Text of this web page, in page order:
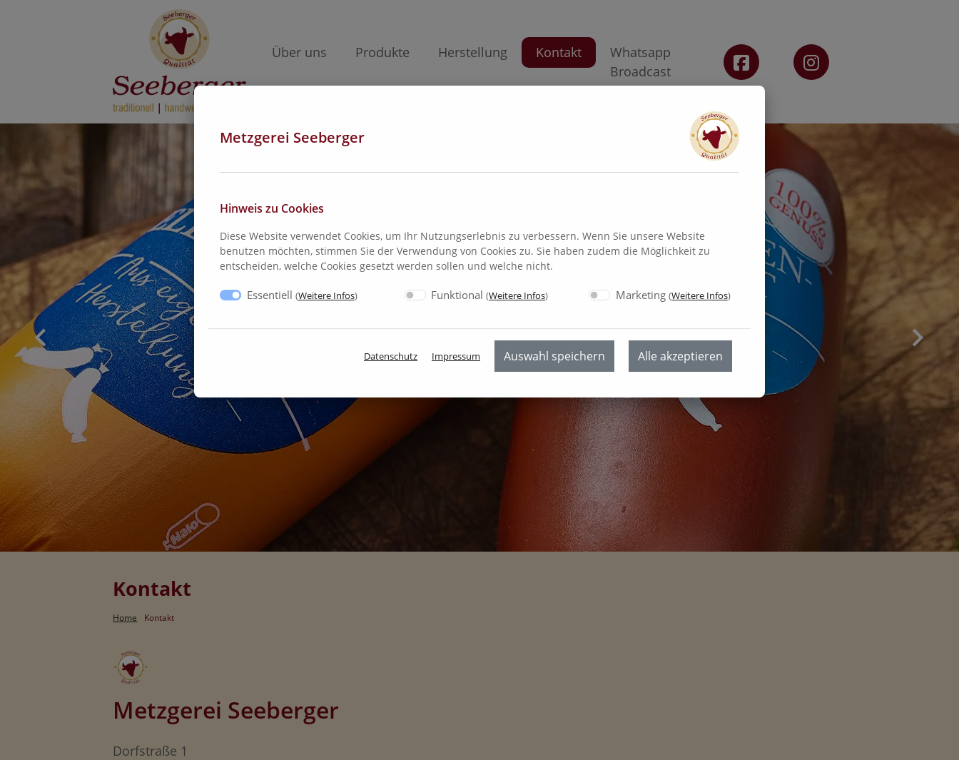
Über uns Produkte Herstellung Kontakt
Whatsapp
Broadcast
Kontakt
Home Kontakt
Metzgerei Seeberger
Dorfstraße 1
Metzgerei Seeberger
Hinweis zu Cookies
Diese Website verwendet Cookies, um Ihr Nutzungserlebnis zu verbessern. Wenn Sie unsere Website
benutzen möchten, stimmen Sie der Verwendung von Cookies zu. Sie haben zudem die Möglichkeit zu
entscheiden, welche Cookies gesetzt werden sollen und welche nicht.
Essentiell (Weitere Infos) Funktional(Weitere Infos) Marketing (Weitere Infos)
Datenschutz Impressum Auswahl speichern Alle akzeptieren